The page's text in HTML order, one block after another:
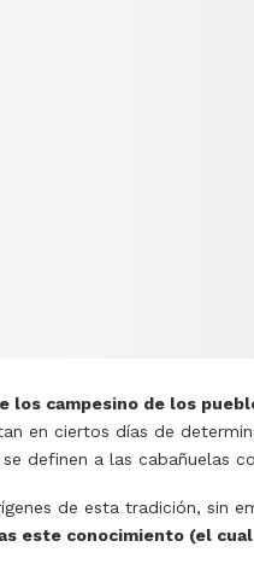
los campesino de los
en ciertos días de
definen a las cabañuelas
de esta tradición, sin
este conocimiento (el